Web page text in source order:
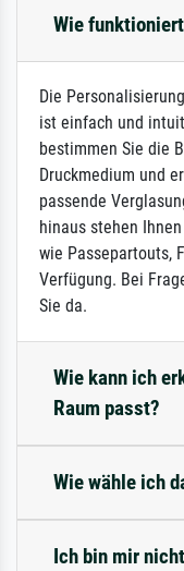
Wie
Die
ist einfach und
bestimmen Sie die
Druckmedium und
passende
hinaus stehen
wie Passepartouts,
Verfügung. Bei
Sie da.
Wie kann ich
Raum passt?
Wie wähle ich
Ich bin mir